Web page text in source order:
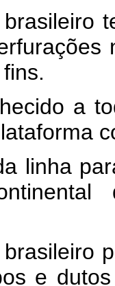
a
linha
e